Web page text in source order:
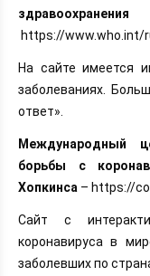
https://www.who.int/
На сайте имеется
заболеваниях.
ответ».
Международный
борьбы с
Хопкинса – https://
Сайт с
коронавируса в
заболевших по